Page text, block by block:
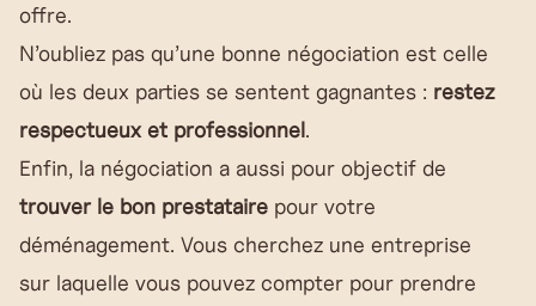
offre.
N’oubliez pas qu’une bonne négociation est celle
où les deux parties se sentent gagnantes : restez
respectueux et professionnel.
Enfin, la négociation a aussi pour objectif de
trouver le bon prestataire pour votre
déménagement. Vous cherchez une entreprise
sur laquelle vous pouvez compter pour prendre